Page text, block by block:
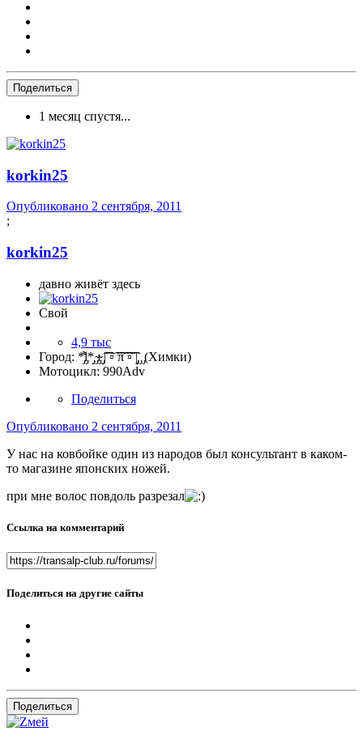
Поделиться
1 месяц спустя...
korkin25
Опубликовано 2 сентября, 2011
;
korkin25
давно живёт здесь
Свой
4,9 тыс
Город: *̡͌l̡*̡̡ ̴̡ı̴̴̡ ̡̡͡|͡͡͡ ▫͡ ͡͡π͡͡ ͡▫͡͡ |̡̡̡ ̡ ̡(Химки)
Мотоцикл: 990Adv
Поделиться
Опубликовано 2 сентября, 2011
У нас на ковбойке один из народов был консультант в каком-
то магазине японских ножей.
при мне волос повдоль разрезал
Ссылка на комментарий
Поделиться на другие сайты
Поделиться